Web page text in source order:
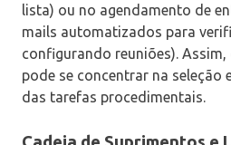
lista) ou no agendamento de
mails automatizados para
configurando reuniões).
pode se concentrar na seleção
das tarefas procedimentais.